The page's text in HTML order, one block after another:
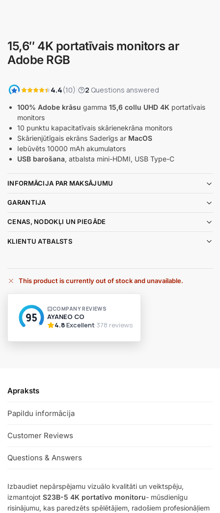
15,6″ 4K portatīvais monitors ar
Adobe RGB
100% Adobe krāsu gamma 15,6 collu UHD 4K portatīvais
monitors
10 punktu kapacitatīvais skārienekrāna monitors
Skārienjūtīgais ekrāns Saderīgs ar MacOS
Iebūvēts 10000 mAh akumulators
USB barošana, atbalsta mini-HDMI, USB Type-C
INFORMĀCIJA PAR MAKSĀJUMU
GARANTIJA
CENAS, NODOKĻI UN PIEGĀDE
KLIENTU ATBALSTS
This product is currently out of stock and unavailable.
v
:
Apraksts
Papildu informācija
Customer Reviews
Questions & Answers
Izbaudiet nepārspējamu vizuālo kvalitāti un veiktspēju,
izmantojot S23B-5 4K portatīvo monitoru- mūsdienīgu
risinājumu, kas paredzēts spēlētājiem, radošiem profesionāļiem